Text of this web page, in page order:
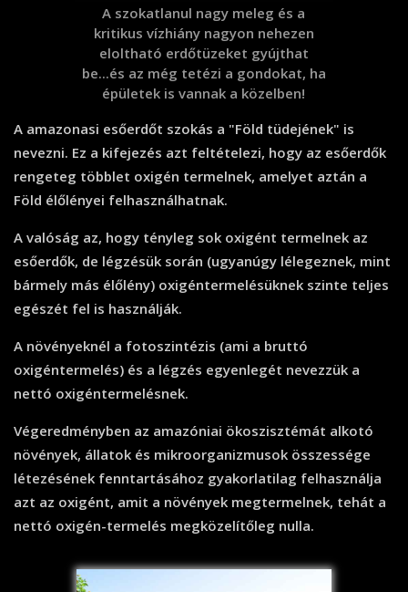
A szokatlanul nagy meleg és a
kritikus vízhiány nagyon nehezen
eloltható erdőtüzeket gyújthat
be...és az még tetézi a gondokat, ha
épületek is vannak a közelben!
A amazonasi esőerdőt szokás a "Föld tüdejének" is
nevezni. Ez a kifejezés azt feltételezi, hogy az esőerdők
rengeteg többlet oxigén termelnek, amelyet aztán a
Föld élőlényei felhasználhatnak.
A valóság az, hogy tényleg sok oxigént termelnek az
esőerdők, de légzésük során (ugyanúgy lélegeznek, mint
bármely más élőlény) oxigéntermelésüknek szinte teljes
egészét fel is használják.
A növényeknél a fotoszintézis (ami a bruttó
oxigéntermelés) és a légzés egyenlegét nevezzük a
nettó oxigéntermelésnek.
Végeredményben az amazóniai ökoszisztémát alkotó
növények, állatok és mikroorganizmusok összessége
létezésének fenntartásához gyakorlatilag felhasználja
azt az oxigént, amit a növények megtermelnek, tehát a
nettó oxigén-termelés megközelítőleg nulla.